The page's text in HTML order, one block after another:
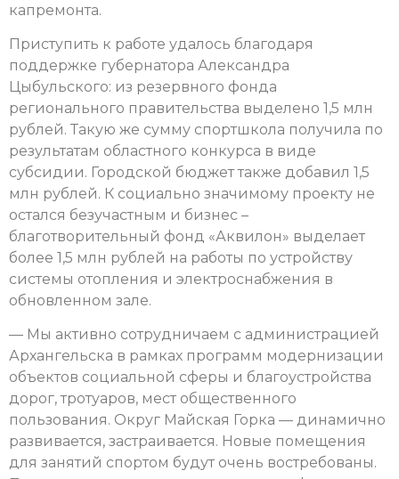
капремонта.
Приступить к работе удалось благодаря
поддержке губернатора Александра
Цыбульского: из резервного фонда
регионального правительства выделено 1,5 млн
рублей. Такую же сумму спортшкола получила по
результатам областного конкурса в виде
субсидии. Городской бюджет также добавил 1,5
млн рублей. К социально значимому проекту не
остался безучастным и бизнес –
благотворительный фонд «Аквилон» выделает
более 1,5 млн рублей на работы по устройству
системы отопления и электроснабжения в
обновленном зале.
— Мы активно сотрудничаем с администрацией
Архангельска в рамках программ модернизации
объектов социальной сферы и благоустройства
дорог, тротуаров, мест общественного
пользования. Округ Майская Горка — динамично
развивается, застраивается. Новые помещения
для занятий спортом будут очень востребованы.